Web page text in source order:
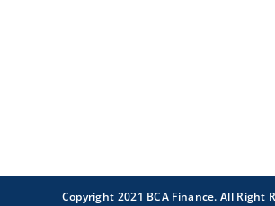
Copyright 2021 BCA Finance. All Right